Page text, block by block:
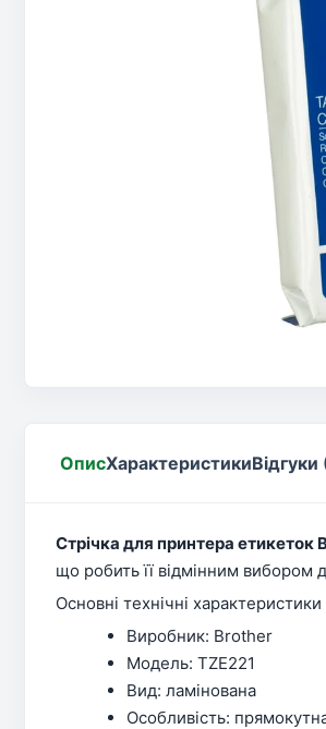
ОписХарактеристикиВідгуки
Стрічка для принтера етикеток
що робить її відмінним вибором
Основні технічні
Виробник: Brother
Модель: TZE221
Вид: ламінована
Особливість: